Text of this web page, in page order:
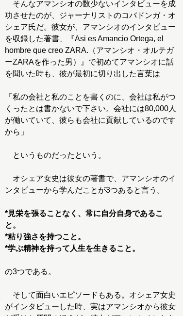
そんなアマンシオの数少ないインタビューを成
功させたのが、ジャーナリストのコバドンガ・オ
シェア氏だ。彼女が、アマンシオのインタビュー
を収録した著書、『Asi es Amancio Ortega, el
hombre que creo ZARA.（アマンシオ・オルテガ
ーZARAを作った男）』で初めてアマンシオに話
を聞いた時も、彼が最初に切り出した言葉は
「私の会社と私のことを書くのに、会社は私がつ
くったとは書かないで下さい。会社には80,000人
が働いていて、彼らも会社に貢献しているのです
から」
というものだったという。
オシェア女史は彼女の著書で、アマンシオのイ
ンタビューから学んだことが3つあると言う。
*見栄を張ることなく、常に自分自身であるこ
と。
*粘り強さを持つこと。
*学ぶ精神を持って人生を生きること。
の3つである。
そして面白いエピソードもある。オシェア女史
がインタビューした時、実はアマンシオから彼女